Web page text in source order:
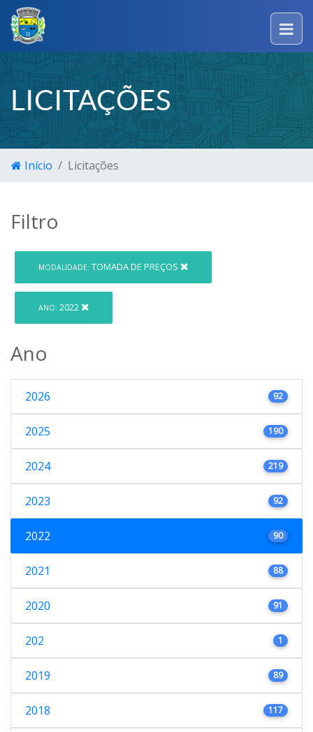
LICITAÇÕES
Início Licitações
Filtro
MODALIDADE: TOMADA DE PREÇOS
ANO: 2022
Ano
2026 92
2025 190
2024 219
2023 92
2022 90
2021 88
2020 91
202 1
2019 89
2018 117